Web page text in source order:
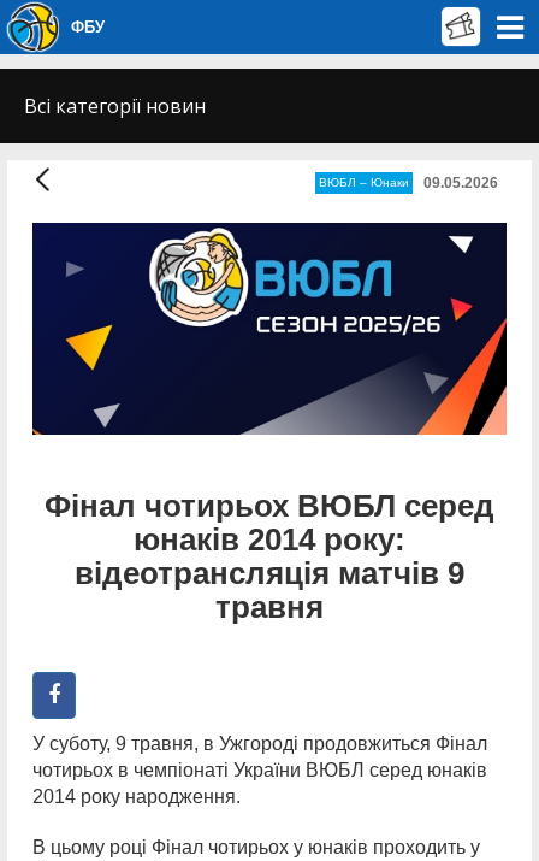
ФБУ
Всі категорії новин
ВЮБЛ – Юнаки 09.05.2026
Фінал чотирьох ВЮБЛ серед
юнаків 2014 року:
відеотрансляція матчів 9
травня
У суботу, 9 травня, в Ужгороді продовжиться Фінал
чотирьох в чемпіонаті України ВЮБЛ серед юнаків
2014 року народження.
В цьому році Фінал чотирьох у юнаків проходить у